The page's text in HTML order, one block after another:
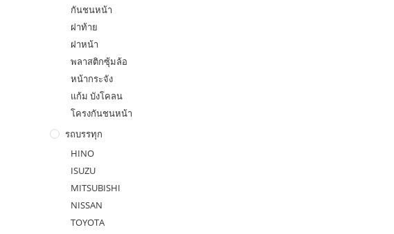
กันชนหน้า
ฝาท้าย
ฝาหน้า
พลาสติกซุ้มล้อ
หน้ากระจัง
แก้ม บังโคลน
โครงกันชนหน้า
รถบรรทุก
HINO
ISUZU
MITSUBISHI
NISSAN
TOYOTA